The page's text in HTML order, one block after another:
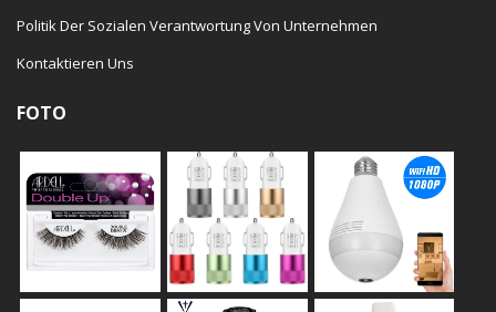
Politik Der Sozialen Verantwortung Von Unternehmen
Kontaktieren Uns
FOTO